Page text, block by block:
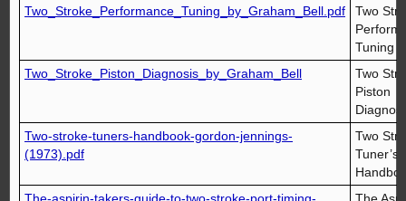
Two_Stroke_Performance_Tuning_by_Graham_Bell.pdf
Two
Tuning
Two_Stroke_Piston_Diagnosis_by_Graham_Bell
Two
Piston
Two-stroke-tuners-handbook-gordon-jennings-
(1973).pdf
Two
Tuner’s